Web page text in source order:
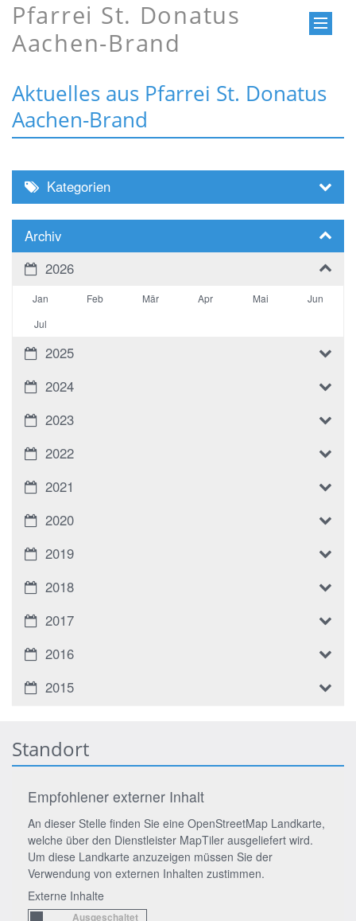
Pfarrei St. Donatus
Aachen-Brand
Aktuelles aus Pfarrei St. Donatus
Aachen-Brand
Kategorien
Archiv
2026
Jan Feb Mär Apr Mai
Jun
Jul
2025
2024
2023
2022
2021
2020
2019
2018
2017
2016
2015
Standort
Empfohlener externer Inhalt
An dieser Stelle finden Sie eine OpenStreetMap Landkarte,
welche über den Dienstleister MapTiler ausgeliefert wird.
Um diese Landkarte anzuzeigen müssen Sie der
Verwendung von externen Inhalten zustimmen.
Externe Inhalte